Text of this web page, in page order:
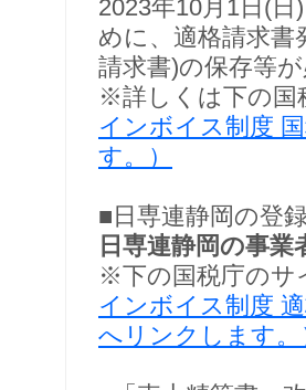
2023年10月1日(
めに、適格請求
請求書)の保存等
※詳しくは下の国
インボイス制度
す。）
■日専連静岡の登
日専連静岡の事
※下の国税庁のサ
インボイス制度
へリンクします。